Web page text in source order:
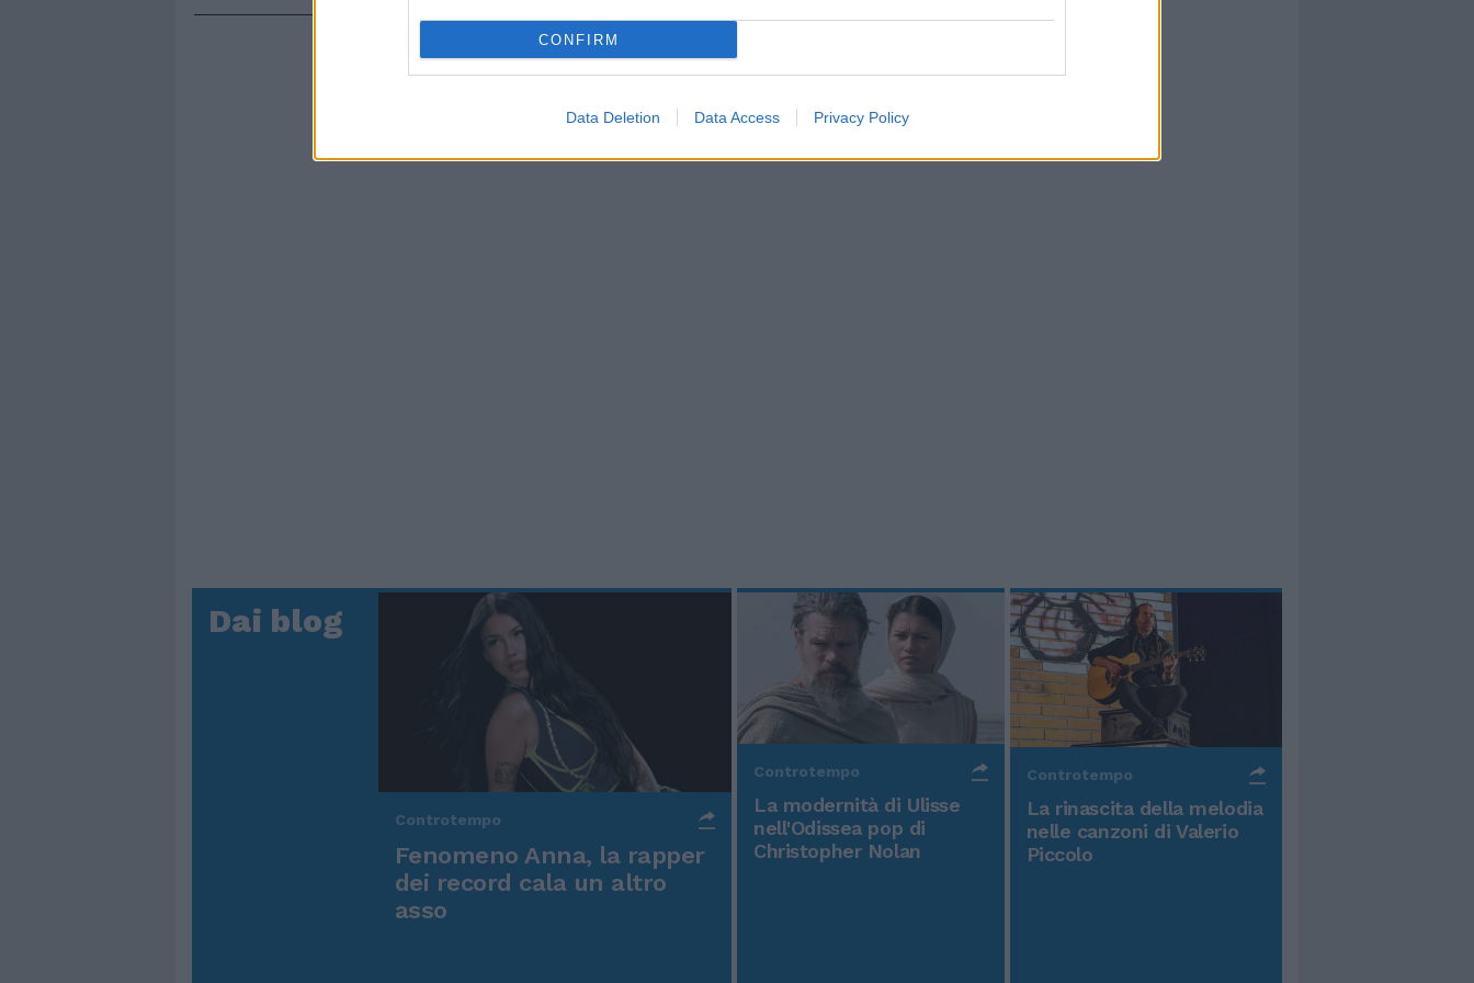
CONFIRM
Data Deletion Data Access Privacy Policy
Dai blog
Controtempo
Fenomeno Anna, la rapper
dei record cala un altro
asso
Controtempo
La modernità di Ulisse
nell'Odissea pop di
Christopher Nolan
Controtempo
La rinascita della melodia
nelle canzoni di Valerio
Piccolo